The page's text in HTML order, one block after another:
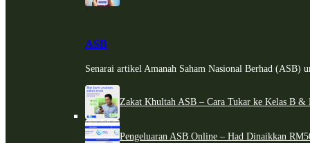
ASB
Senarai artikel Amanah Saham Nasional Berhad (ASB)
Zakat Khultah ASB – Cara Tukar ke Kelas B &
Pengeluaran ASB Online – Had Dinaikkan